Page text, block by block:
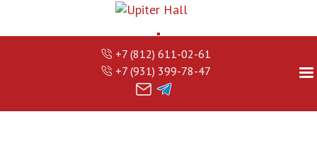
+7 (812) 611-02-61
+7 (931) 399-78-47